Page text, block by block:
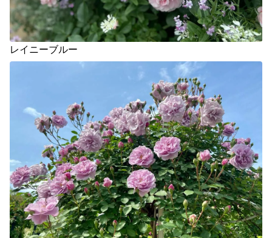
レイニーブルー